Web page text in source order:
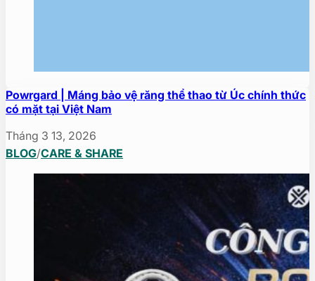
Powrgard | Máng bảo vệ răng thể thao từ Úc chính thức
có mặt tại Việt Nam
Tháng 3 13, 2026
BLOG/CARE & SHARE